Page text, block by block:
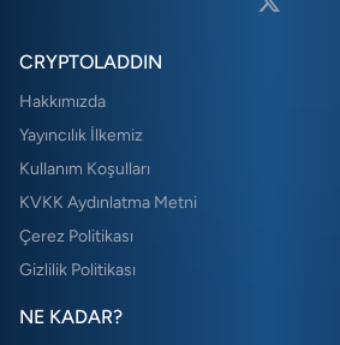
CRYPTOLADDIN
Hakkımızda
Yayıncılık İlkemiz
Kullanım Koşulları
KVKK Aydınlatma Metni
Çerez Politikası
Gizlilik Politikası
NE KADAR?